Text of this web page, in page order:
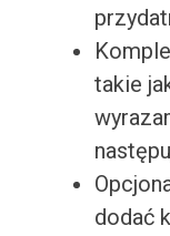
takie
dodać